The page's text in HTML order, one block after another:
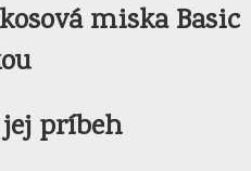
miska Basic
príbeh